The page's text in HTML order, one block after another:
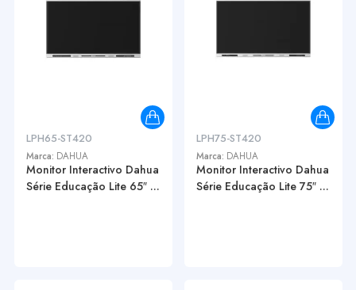
LPH65-ST420
Marca: DAHUA
Monitor Interactivo Dahua
Série Educação Lite 65″ ...
LPH75-ST420
Marca: DAHUA
Monitor Interactivo Dahua
Série Educação Lite 75″ ...